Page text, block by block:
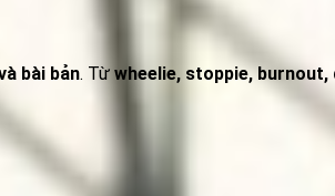
bài bản. Từ wheelie, stoppie,